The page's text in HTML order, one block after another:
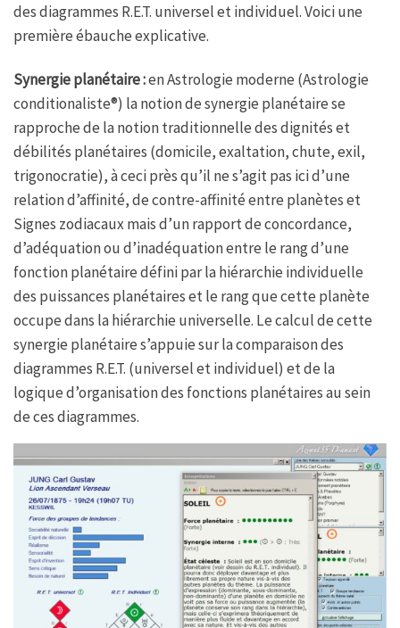
des diagrammes R.E.T. universel et individuel. Voici une
première ébauche explicative.
Synergie planétaire :en Astrologie moderne (Astrologie
conditionaliste®) la notion de synergie planétaire se
rapproche de la notion traditionnelle des dignités et
débilités planétaires (domicile, exaltation, chute, exil,
trigonocratie), à ceci près qu’il ne s’agit pas ici d’une
relation d’affinité, de contre-affinité entre planètes et
Signes zodiacaux mais d’un rapport de concordance,
d’adéquation ou d’inadéquation entre le rang d’une
fonction planétaire défini par la hiérarchie individuelle
des puissances planétaires et le rang que cette planète
occupe dans la hiérarchie universelle. Le calcul de cette
synergie planétaire s’appuie sur la comparaison des
diagrammes R.E.T. (universel et individuel) et de la
logique d’organisation des fonctions planétaires au sein
de ces diagrammes.